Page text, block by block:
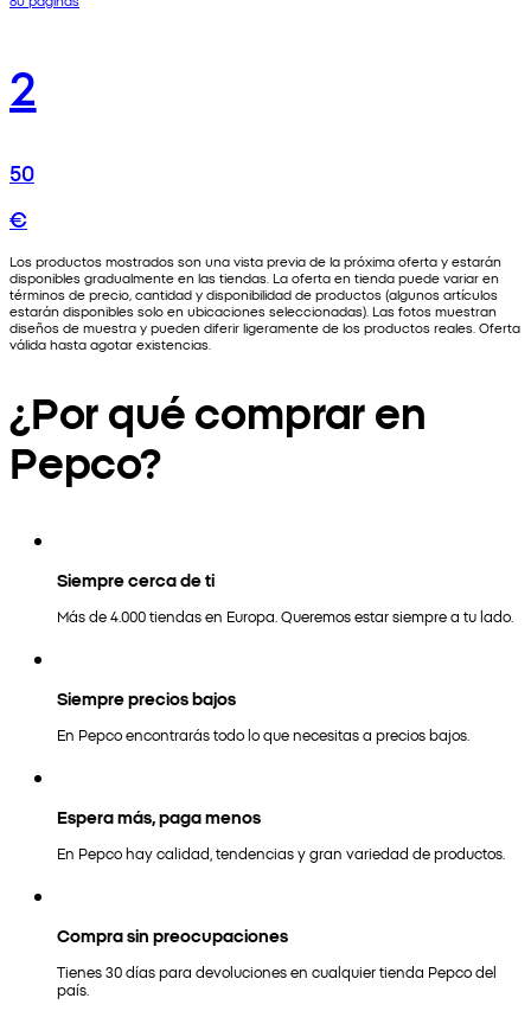
2
50
€
Los productos mostrados son una vista previa de la próxima oferta y estarán
disponibles gradualmente en las tiendas. La oferta en tienda puede variar en
términos de precio, cantidad y disponibilidad de productos (algunos artículos
estarán disponibles solo en ubicaciones seleccionadas). Las fotos muestran
diseños de muestra y pueden diferir ligeramente de los productos reales. Oferta
válida hasta agotar existencias.
¿Por qué comprar en
Pepco?
Siempre cerca de ti
Más de 4.000 tiendas en Europa. Queremos estar siempre a tu lado.
Siempre precios bajos
En Pepco encontrarás todo lo que necesitas a precios bajos.
Espera más, paga menos
En Pepco hay calidad, tendencias y gran variedad de productos.
Compra sin preocupaciones
Tienes 30 días para devoluciones en cualquier tienda Pepco del
país.